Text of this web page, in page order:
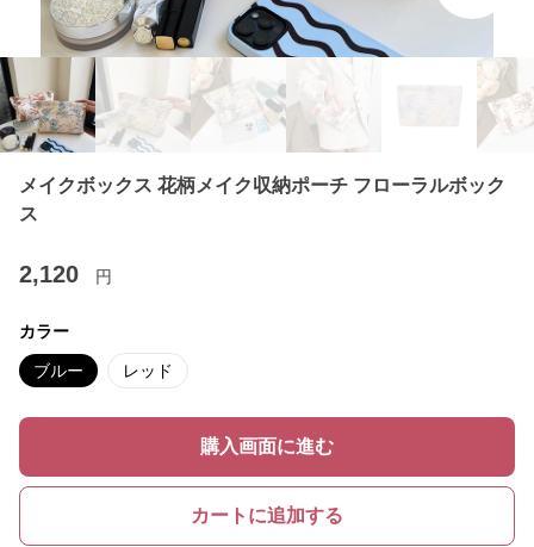
メイクボックス 花柄メイク収納ポーチ フローラルボック
ス
2,120 円
カラー
ブルー レッド
購入画面に進む
カートに追加する